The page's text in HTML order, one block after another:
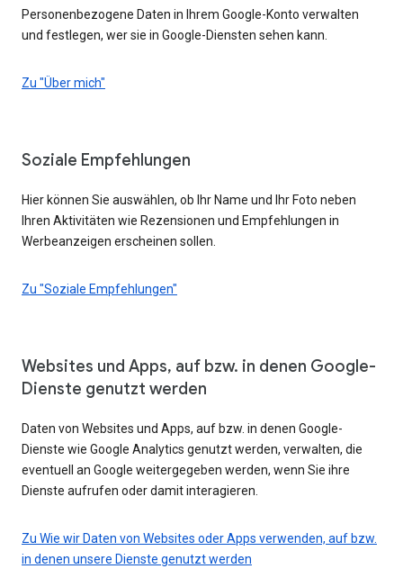
Personenbezogene Daten in Ihrem Google-Konto verwalten
und festlegen, wer sie in Google-Diensten sehen kann.
Zu "Über mich"
Soziale Empfehlungen
Hier können Sie auswählen, ob Ihr Name und Ihr Foto neben
Ihren Aktivitäten wie Rezensionen und Empfehlungen in
Werbeanzeigen erscheinen sollen.
Zu "Soziale Empfehlungen"
Websites und Apps, auf bzw. in denen Google-
Dienste genutzt werden
Daten von Websites und Apps, auf bzw. in denen Google-
Dienste wie Google Analytics genutzt werden, verwalten, die
eventuell an Google weitergegeben werden, wenn Sie ihre
Dienste aufrufen oder damit interagieren.
Zu Wie wir Daten von Websites oder Apps verwenden, auf bzw.
in denen unsere Dienste genutzt werden